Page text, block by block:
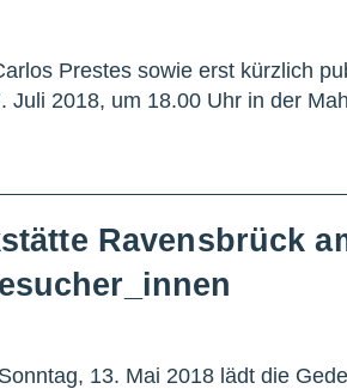
Prestes sowie erst kürzlich
2018, um 18.00 Uhr in der
Ravensbrück
13. Mai 2018 lädt die